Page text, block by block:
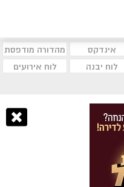
אינדקס
מהדורה מודפסת
לוח יבנה
לוח אירועים